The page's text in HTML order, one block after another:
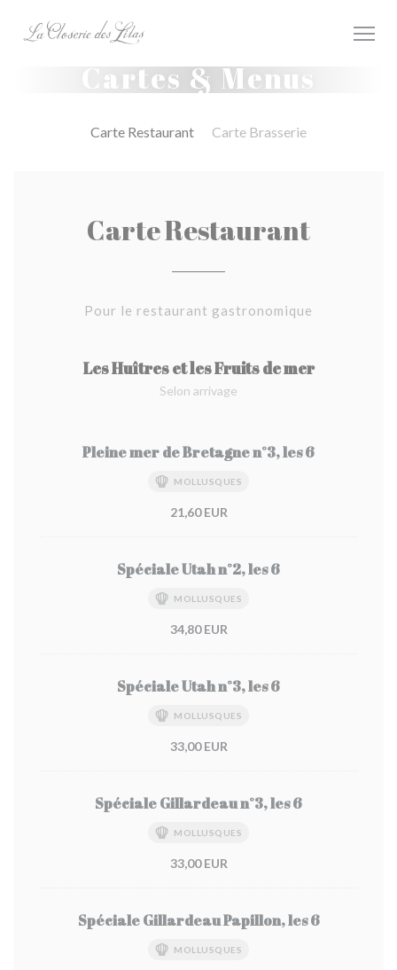
Cartes & Menus
Carte Restaurant Carte Brasserie
Carte Restaurant
Pour le restaurant gastronomique
Les Huîtres et les Fruits de mer
Selon arrivage
Pleine mer de Bretagne n°3, les 6
MOLLUSQUES
21,60 EUR
Spéciale Utah n°2, les 6
MOLLUSQUES
34,80 EUR
Spéciale Utah n°3, les 6
MOLLUSQUES
33,00 EUR
Spéciale Gillardeau n°3, les 6
MOLLUSQUES
33,00 EUR
Spéciale Gillardeau Papillon, les 6
MOLLUSQUES